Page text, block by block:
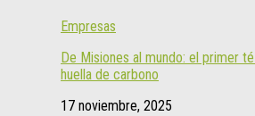
Empresas
De Misiones al mundo: el primer
huella de carbono
17 noviembre, 2025